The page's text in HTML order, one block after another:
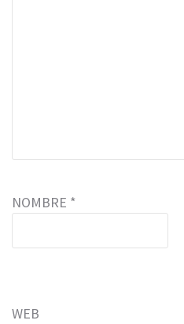
NOMBRE *
WEB